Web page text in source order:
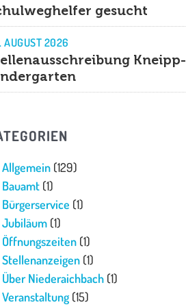
gesucht
AUGUST 2026
Kneipp-
Allgemein(129)
Bauamt(1)
Bürgerservice (1)
Jubiläum(1)
Öffnungszeiten(1)
Stellenanzeigen(1)
Über Niederaichbach(1)
Veranstaltung(15)